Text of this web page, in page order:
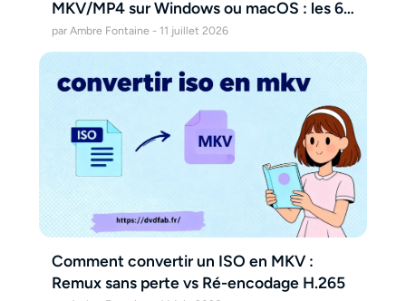
MKV/MP4 sur Windows ou macOS : les 6
meilleurs outils
par Ambre Fontaine - 11 juillet 2026
Comment convertir un ISO en MKV :
Remux sans perte vs Ré-encodage H.265